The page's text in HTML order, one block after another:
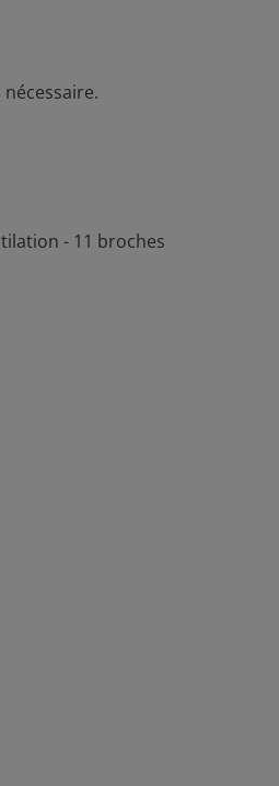
- 11 broches